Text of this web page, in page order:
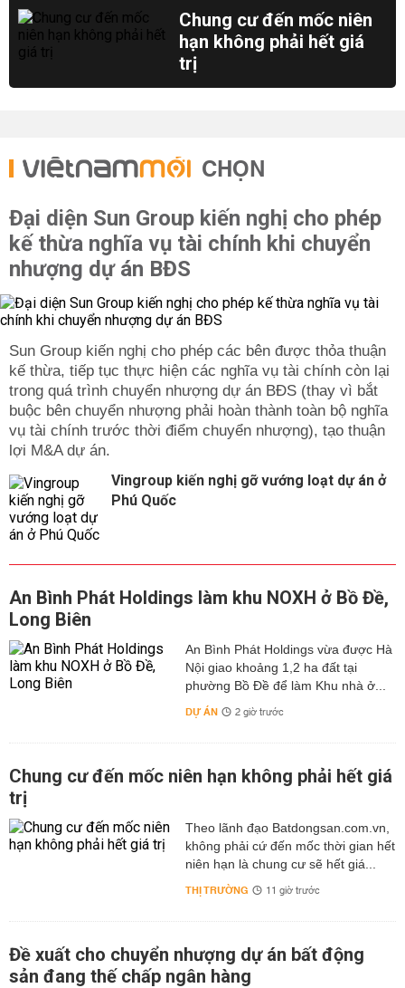
Chung cư đến mốc niên
hạn không phải hết giá
trị
CHỌN
Đại diện Sun Group kiến nghị cho phép
kế thừa nghĩa vụ tài chính khi chuyển
nhượng dự án BĐS
Sun Group kiến nghị cho phép các bên được thỏa thuận
kế thừa, tiếp tục thực hiện các nghĩa vụ tài chính còn lại
trong quá trình chuyển nhượng dự án BĐS (thay vì bắt
buộc bên chuyển nhượng phải hoàn thành toàn bộ nghĩa
vụ tài chính trước thời điểm chuyển nhượng), tạo thuận
lợi M&A dự án.
Vingroup kiến nghị gỡ vướng loạt dự án ở
Phú Quốc
An Bình Phát Holdings làm khu NOXH ở Bồ Đề,
Long Biên
An Bình Phát Holdings vừa được Hà
Nội giao khoảng 1,2 ha đất tại
phường Bồ Đề để làm Khu nhà ở...
DỰ ÁN 2 giờ trước
Chung cư đến mốc niên hạn không phải hết giá
trị
Theo lãnh đạo Batdongsan.com.vn,
không phải cứ đến mốc thời gian hết
niên hạn là chung cư sẽ hết giá...
THỊ TRƯỜNG 11 giờ trước
Đề xuất cho chuyển nhượng dự án bất động
sản đang thế chấp ngân hàng